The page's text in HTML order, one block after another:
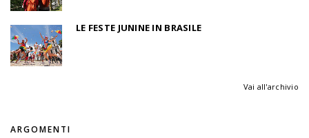
LE FESTE JUNINE IN BRASILE
Vai all'archivio
ARGOMENTI